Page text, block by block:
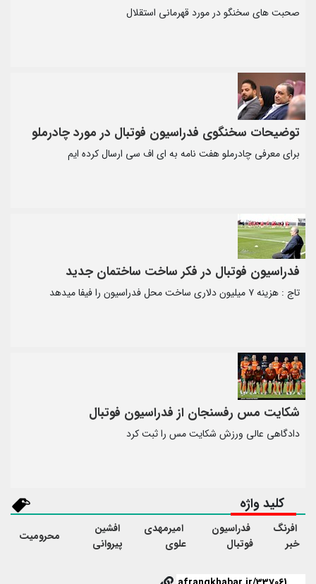
صحبت های سخنگو در مورد قهرمانی استقلال
توضیحات سخنگوی فدراسیون فوتبال در مورد چادرملو
برای معرفی چادرملو هفت نامه به ای اف سی ارسال کرده ایم
فدراسیون فوتبال در فکر ساخت ساختمان جدید
تاج : هزینه ۷ میلیون دلاری ساخت محل فدراسیون را فیفا میدهد
شکایت مس رفسنجان از فدراسیون فوتبال
دادگاهی عالی ورزش شکایت مس را ثبت کرد
کلید واژه
افرنگ
خبر
فدراسیون
فوتبال
امیرمهدی
علوی
افشین
پیروانی
محرومیت